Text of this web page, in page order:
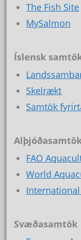
The Fish Site
MySalmon
Íslensk
Skelrækt
Samtök
FAO
World
Svæðasamtök